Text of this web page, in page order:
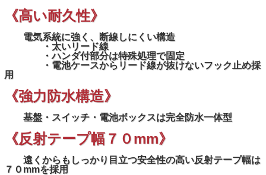
《高い耐久性》
電気系統に強く、断線しにくい構造
・太いリード線
・ハンダ付部分は特殊処理で固定
・電池ケースからリード線が抜けないフック止め採
用
《強力防水構造》
基盤・スイッチ・電池ボックスは完全防水一体型
《反射テープ幅７０mm》
遠くからもしっかり目立つ安全性の高い反射テープ幅は
７０mmを採用